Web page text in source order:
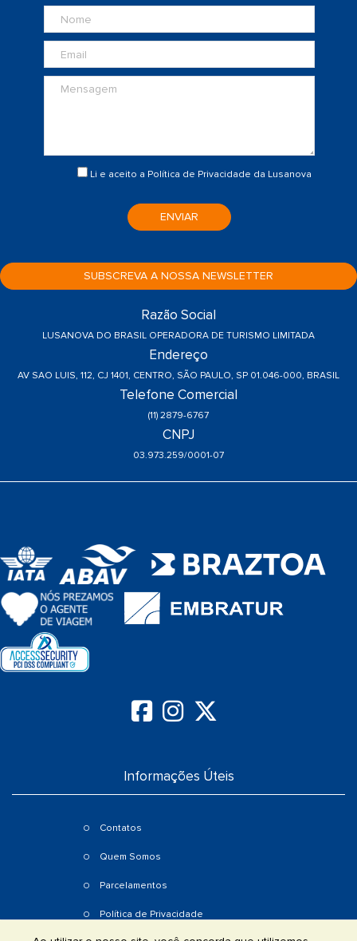
Li e aceito a Política de Privacidade da Lusanova
ENVIAR
SUBSCREVA A NOSSA NEWSLETTER
Razão Social
LUSANOVA DO BRASIL OPERADORA DE TURISMO LIMITADA
Endereço
AV SAO LUIS, 112, CJ 1401, CENTRO, SÃO PAULO, SP 01.046-000, BRASIL
Telefone Comercial
(11) 2879-6767
CNPJ
03.973.259/0001-07
Informações Úteis
Contatos
Quem Somos
Parcelamentos
Política de Privacidade